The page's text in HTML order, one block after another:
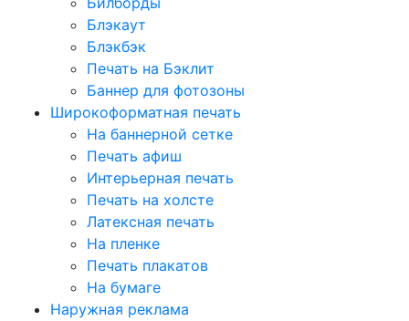
Блэкаут
Блэкбэк
Печать на Бэклит
Баннер для фотозоны
Широкоформатная печать
На баннерной сетке
Печать афиш
Интерьерная печать
Печать на холсте
Латексная печать
На пленке
Печать плакатов
На бумаге
Наружная реклама